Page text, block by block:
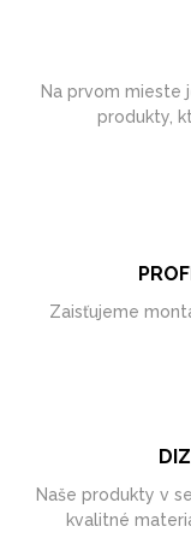
Na prvom mieste
produkty,
Zaisťujeme
Naše produkty v
kvalitné